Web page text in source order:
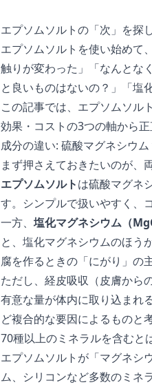
エプソムソルトの「次」を探
エプソムソルトを使い始めて
触りが変わった」「なんとな
と良いものはないの？」「塩
この記事では、 エプソムソル
効果・コストの3つの軸から正
成分の違い: 硫酸マグネシウ
まず押さえておきたいのが、
エプソムソルトは硫酸マグネ
す。シンプルで扱いやすく、
一方、 塩化マグネシウム（
と、塩化マグネシウムのほう
腐を作るときの「にがり」の
ただし、経皮吸収（皮膚から
有意な量が体内に取り込まれ
ど複合的な要因によるものと
70種以上のミネラルを含むと
エプソムソルトが「マグネシ
ム、シリコンなど多数のミネ